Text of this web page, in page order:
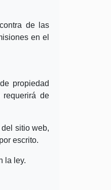
de las
en el
propiedad
de
sitio web,
escrito.
la ley.